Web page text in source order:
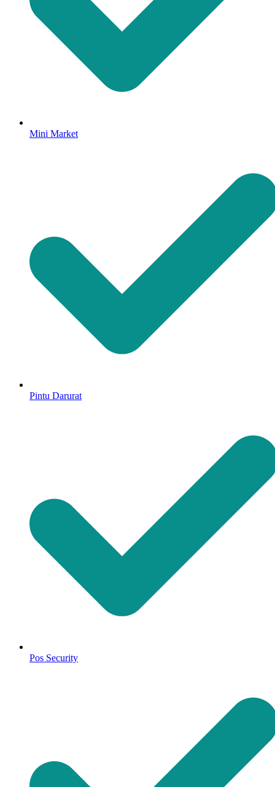
Mini Market
Pintu Darurat
Pos Security